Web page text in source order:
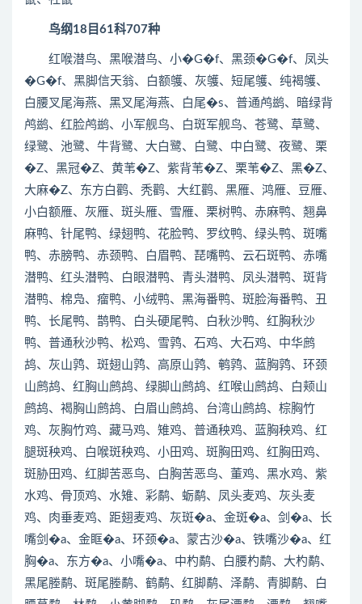
鸟纲18目61科707种
红喉潜鸟、黑喉潜鸟、小�G�f、黑颈�G�f、凤头
�G�f、黑脚信天翁、白额鹱、灰鹱、短尾鹱、纯褐鹱、
白腰叉尾海燕、黑叉尾海燕、白尾�s、普通鸬鹚、暗绿背
鸬鹚、红脸鸬鹚、小军舰鸟、白斑军舰鸟、苍鹭、草鹭、
绿鹭、池鹭、牛背鹭、大白鹭、白鹭、中白鹭、夜鹭、栗
�Z、黑冠�Z、黄苇�Z、紫背苇�Z、栗苇�Z、黑�Z、
大麻�Z、东方白鹳、秃鹳、大红鹳、黑雁、鸿雁、豆雁、
小白额雁、灰雁、斑头雁、雪雁、栗树鸭、赤麻鸭、翘鼻
麻鸭、针尾鸭、绿翅鸭、花脸鸭、罗纹鸭、绿头鸭、斑嘴
鸭、赤膀鸭、赤颈鸭、白眉鸭、琵嘴鸭、云石斑鸭、赤嘴
潜鸭、红头潜鸭、白眼潜鸭、青头潜鸭、凤头潜鸭、斑背
潜鸭、棉凫、瘤鸭、小绒鸭、黑海番鸭、斑脸海番鸭、丑
鸭、长尾鸭、鹊鸭、白头硬尾鸭、白秋沙鸭、红胸秋沙
鸭、普通秋沙鸭、松鸡、雪鹑、石鸡、大石鸡、中华鹧
鸪、灰山鹑、斑翅山鹑、高原山鹑、鹌鹑、蓝胸鹑、环颈
山鹧鸪、红胸山鹧鸪、绿脚山鹧鸪、红喉山鹧鸪、白颊山
鹧鸪、褐胸山鹧鸪、白眉山鹧鸪、台湾山鹧鸪、棕胸竹
鸡、灰胸竹鸡、藏马鸡、雉鸡、普通秧鸡、蓝胸秧鸡、红
腿斑秧鸡、白喉斑秧鸡、小田鸡、斑胸田鸡、红胸田鸡、
斑胁田鸡、红脚苦恶鸟、白胸苦恶鸟、董鸡、黑水鸡、紫
水鸡、骨顶鸡、水雉、彩鹬、蛎鹬、凤头麦鸡、灰头麦
鸡、肉垂麦鸡、距翅麦鸡、灰斑�a、金斑�a、剑�a、长
嘴剑�a、金眶�a、环颈�a、蒙古沙�a、铁嘴沙�a、红
胸�a、东方�a、小嘴�a、中杓鹬、白腰杓鹬、大杓鹬、
黑尾塍鹬、斑尾塍鹬、鹤鹬、红脚鹬、泽鹬、青脚鹬、白